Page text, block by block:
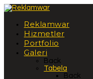
Reklamwar
Hizmetler
Portfolio
Galeri
Back
Tabela
Back